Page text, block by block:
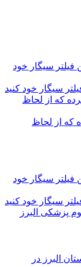
سیگار خود کنید
که از لحاظ
سیگار خود کنید
پزشکی البرز